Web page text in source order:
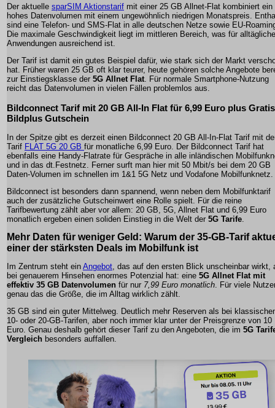
Der aktuelle sparSIM Aktionstarif mit einer 25 GB Allnet-Flat kombiniert ein
hohes Datenvolumen mit einem ungewöhnlich niedrigen Monatspreis.
sind eine Telefon- und SMS-Flat in alle deutschen Netze sowie EU-
Die maximale Geschwindigkeit liegt im mittleren Bereich, was für alltägliche
Anwendungen ausreichend ist.
Der Tarif ist damit ein gutes Beispiel dafür, wie stark sich der Markt
hat. Früher waren 25 GB oft klar teurer, heute gehören solche Angebote
zur Einstiegsklasse der 5G Allnet Flat. Für normale Smartphone-Nutzung
reicht das Datenvolumen in vielen Fällen problemlos aus.
Bildconnect Tarif mit 20 GB All-In Flat für 6,99 Euro plus Gratis
Bildplus Gutschein
In der Spitze gibt es derzeit einen Bildconnect 20 GB All-In-Flat Tarif mit
Tarif FLAT 5G 20 GB für monatliche 6,99 Euro. Der Bildconnect Tarif hat
ebenfalls eine Handy-Flatrate für Gespräche in alle inländischen
und in das dt.Festnetz. Ferner surft man hier mit 50 Mbit/s bei dem 20 GB
Daten-Volumen im schnellen im 1&1 5G Netz und Vodafone Mobilfunknetz.
Bildconnect ist besonders dann spannend, wenn neben dem Mobilfunktarif
auch der zusätzliche Gutscheinwert eine Rolle spielt. Für die reine
Tarifbewertung zählt aber vor allem: 20 GB, 5G, Allnet Flat und 6,99 Euro
monatlich ergeben einen soliden Einstieg in die Welt der 5G Tarife
Mehr Daten für weniger Geld: Warum der 35-GB-Tarif
einer der stärksten Deals im Mobilfunk ist
Im Zentrum steht ein Angebot , das auf den ersten Blick unscheinbar wirkt,
bei genauerem Hinsehen enormes Potenzial hat: eine 5G Allnet Flat mit
effektiv 35 GB Datenvolumen für nur 7,99 Euro monatlich . Für viele
genau das die Größe, die im Alltag wirklich zählt.
35 GB sind ein guter Mittelweg. Deutlich mehr Reserven als bei
10- oder 20-GB-Tarifen, aber noch immer klar unter der Preisgrenze von 10
Euro. Genau deshalb gehört dieser Tarif zu den Angeboten, die im 5G
Vergleich besonders auffallen.